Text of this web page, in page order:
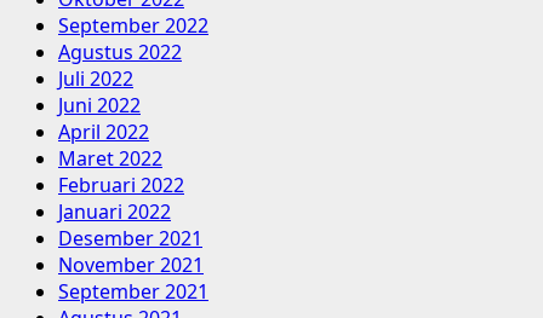
September 2022
Agustus 2022
Juli 2022
Juni 2022
April 2022
Maret 2022
Februari 2022
Januari 2022
Desember 2021
November 2021
September 2021